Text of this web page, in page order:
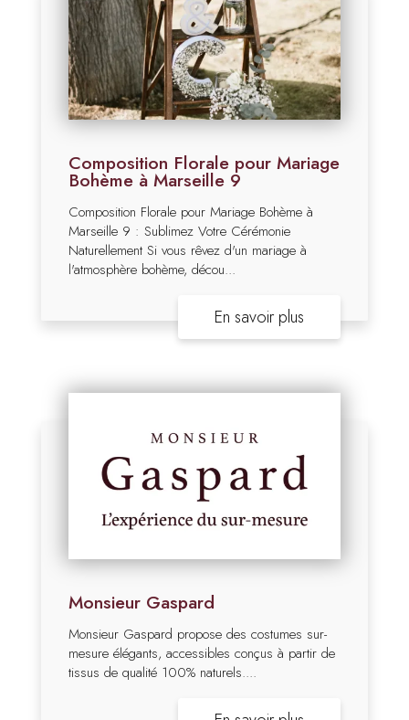
Composition Florale pour Mariage
Bohème à Marseille 9
Composition Florale pour Mariage Bohème à
Marseille 9 : Sublimez Votre Cérémonie
Naturellement Si vous rêvez d'un mariage à
l'atmosphère bohème, décou...
En savoir plus
Monsieur Gaspard
Monsieur Gaspard propose des costumes sur-
mesure élégants, accessibles conçus à partir de
tissus de qualité 100% naturels....